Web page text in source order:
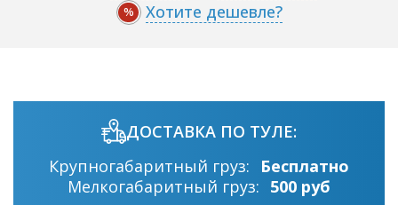
% Хотите дешевле?
ДОСТАВКА ПО ТУЛЕ:
Крупногабаритный груз:
Бесплатно
Мелкогабаритный груз: 500 руб